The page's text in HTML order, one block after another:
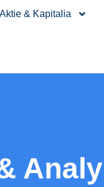
Aktie & Kapitalia